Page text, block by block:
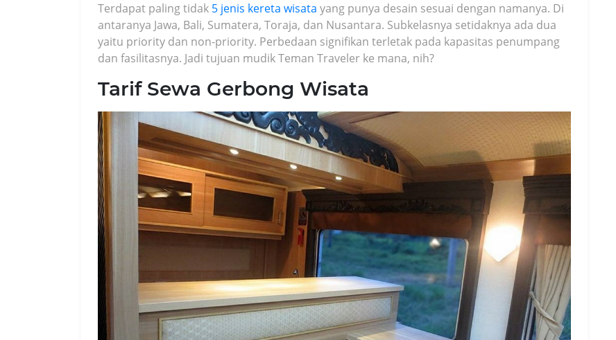
Terdapat paling tidak 5 jenis kereta wisata yang punya desain sesuai dengan namanya. Di
antaranya Jawa, Bali, Sumatera, Toraja, dan Nusantara. Subkelasnya setidaknya ada dua
yaitu priority dan non-priority. Perbedaan signifikan terletak pada kapasitas penumpang
dan fasilitasnya. Jadi tujuan mudik Teman Traveler ke mana, nih?
Tarif Sewa Gerbong Wisata